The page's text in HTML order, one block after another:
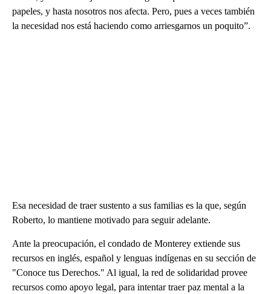
papeles, y hasta nosotros nos afecta. Pero, pues a veces también
la necesidad nos está haciendo como arriesgarnos un poquito”.
Esa necesidad de traer sustento a sus familias es la que, según
Roberto, lo mantiene motivado para seguir adelante.
Ante la preocupación, el condado de Monterey extiende sus
recursos en inglés, español y lenguas indígenas en su sección de
"Conoce tus Derechos." Al igual, la red de solidaridad provee
recursos como apoyo legal, para intentar traer paz mental a la